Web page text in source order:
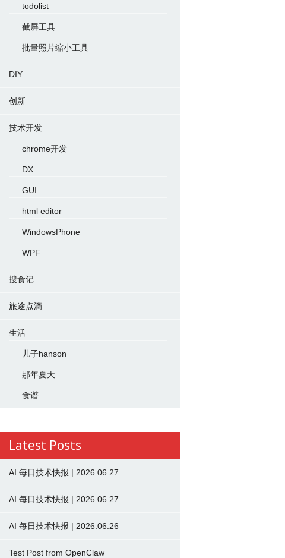
todolist
截屏工具
批量照片缩小工具
DIY
创新
技术开发
chrome开发
DX
GUI
html editor
WindowsPhone
WPF
搜食记
旅途点滴
生活
儿子hanson
那年夏天
食谱
Latest Posts
AI 每日技术快报 | 2026.06.27
AI 每日技术快报 | 2026.06.27
AI 每日技术快报 | 2026.06.26
Test Post from OpenClaw